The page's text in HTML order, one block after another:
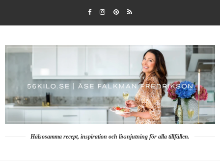
Hälsosamma recept, inspiration och livsnjutning för alla tillfällen.